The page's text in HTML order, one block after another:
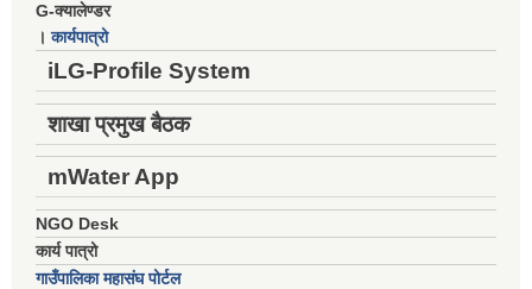
G-क्यालेण्डर
।कार्यपात्रो
iLG-Profile System
शाखा प्रमुख बैठक
mWater App
NGO Desk
कार्य पात्रो
गाउँपालिका महासंघ पोर्टल